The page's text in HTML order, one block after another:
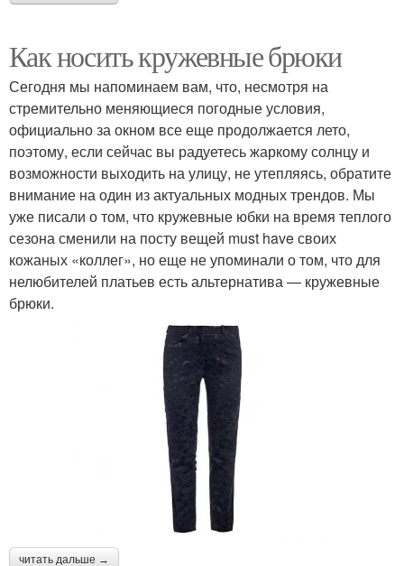
Как носить кружевные брюки
Сегодня мы напоминаем вам, что, несмотря на
стремительно меняющиеся погодные условия,
официально за окном все еще продолжается лето,
поэтому, если сейчас вы радуетесь жаркому солнцу и
возможности выходить на улицу, не утепляясь, обратите
внимание на один из актуальных модных трендов. Мы
уже писали о том, что кружевные юбки на время теплого
сезона сменили на посту вещей must have своих
кожаных «коллег», но еще не упоминали о том, что для
нелюбителей платьев есть альтернатива — кружевные
брюки.
читать дальше →